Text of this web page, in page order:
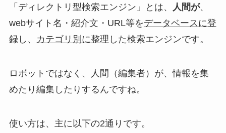
「ディレクトリ型検索エンジン」とは、 人間が、
webサイト名・紹介文・URL等をデータベースに登
録し、 カテゴリ別に整理 した検索エンジンです。
ロボットではなく、人間（編集者）が、情報を集
めたり編集したりするんですね。
使い方は、主に以下の2通りです。